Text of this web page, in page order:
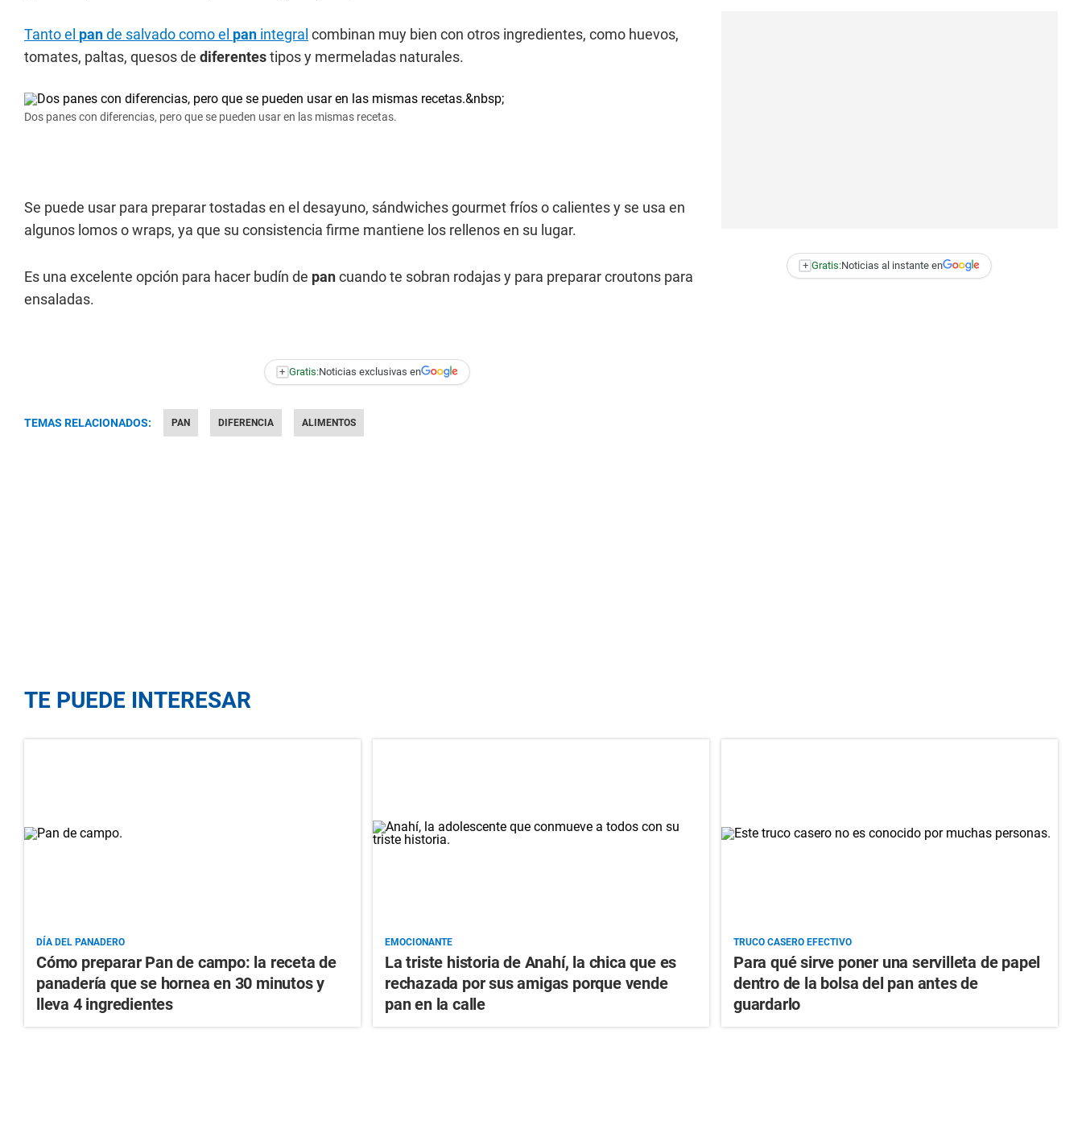
Tanto el pande salvado como el pan integral combinan muy bien con otros ingredientes, como huevos,
tomates, paltas, quesos de diferentestipos y mermeladas naturales.
Dos panes con diferencias, pero que se pueden usar en las mismas recetas.
Se puede usar para preparar tostadas en el desayuno, sándwiches gourmet fríos o calientes y se usa en
algunos lomos o wraps, ya que su consistencia firme mantiene los rellenos en su lugar.
Es una excelente opción para hacer budín de pancuando te sobran rodajas y para preparar croutons para
ensaladas.
+ Gratis:Noticias exclusivas en
TEMAS RELACIONADOS: PAN DIFERENCIA ALIMENTOS
+ Gratis:Noticias al instante en
TE PUEDE INTERESAR
DÍA DEL PANADERO
Cómo preparar Pan de campo: la receta de
panadería que se hornea en 30 minutos y
lleva 4 ingredientes
EMOCIONANTE
La triste historia de Anahí, la chica que es
rechazada por sus amigas porque vende
pan en la calle
TRUCO CASERO EFECTIVO
Para qué sirve poner una servilleta de papel
dentro de la bolsa del pan antes de
guardarlo